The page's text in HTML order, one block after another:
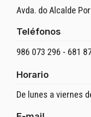
Avda. do Alcalde
Teléfonos
986 073 296 - 681
Horario
De lunes a viernes